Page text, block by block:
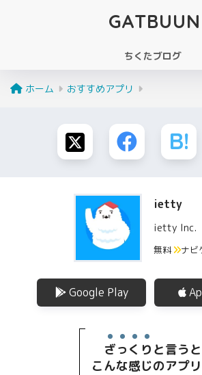
GATBUUN
ちくたブログ
ホーム おすすめアプリ
ietty
ietty Inc.
無料 ナビ
Google Play
ざっくり と言うと
こんな感じのアプリ